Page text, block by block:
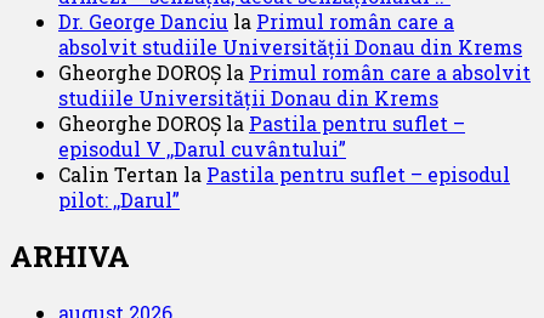
Dr. George Danciu la Primul român care a
absolvit studiile Universității Donau din Krems
Gheorghe DOROȘ la Primul român care a absolvit
studiile Universității Donau din Krems
Gheorghe DOROȘ la Pastila pentru suflet –
episodul V ,,Darul cuvântului”
Calin Tertan la Pastila pentru suflet – episodul
pilot: ,,Darul”
ARHIVA
august 2026